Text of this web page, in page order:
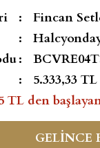
Fincan
5.333,33
TL den
GELİNCE